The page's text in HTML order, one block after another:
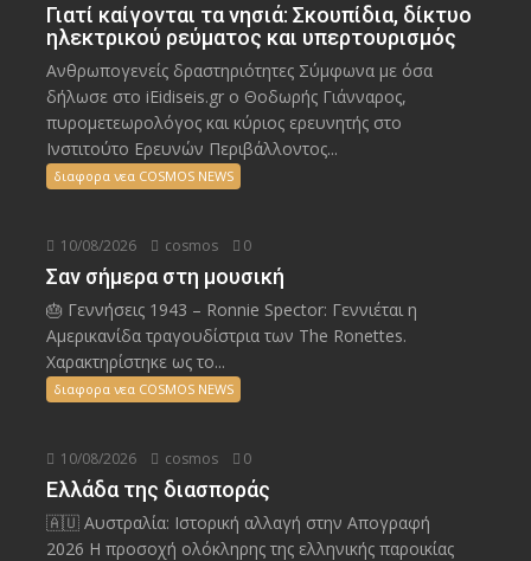
Γιατί καίγονται τα νησιά: Σκουπίδια, δίκτυο
ηλεκτρικού ρεύματος και υπερτουρισμός
Ανθρωπογενείς δραστηριότητες Σύμφωνα με όσα
δήλωσε στο iEidiseis.gr ο Θοδωρής Γιάνναρος,
πυρομετεωρολόγος και κύριος ερευνητής στο
Ινστιτούτο Ερευνών Περιβάλλοντος...
διαφορα νεα COSMOS NEWS
10/08/2026 cosmos 0
Σαν σήμερα στη μουσική
🎂 Γεννήσεις 1943 – Ronnie Spector: Γεννιέται η
Αμερικανίδα τραγουδίστρια των The Ronettes.
Χαρακτηρίστηκε ως το...
διαφορα νεα COSMOS NEWS
10/08/2026 cosmos 0
Ελλάδα της διασποράς
🇦🇺 Αυστραλία: Ιστορική αλλαγή στην Απογραφή
2026 Η προσοχή ολόκληρης της ελληνικής παροικίας